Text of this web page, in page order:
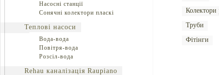
Насосні станції
Сонячні колектори пласкі
Теплові насоси
Вода-вода
Повітря-вода
Розсіл-вода
Rehau каналізація Raupiano
Колектори
Труби
Фітінги